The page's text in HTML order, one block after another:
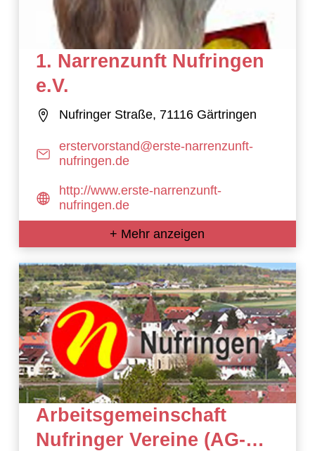
1. Narrenzunft Nufringen
e.V.
Nufringer Straße, 71116 Gärtringen
erstervorstand@erste-narrenzunft-
nufringen.de
http://www.erste-narrenzunft-
nufringen.de
+ Mehr anzeigen
Arbeitsgemeinschaft
Nufringer Vereine (AG-